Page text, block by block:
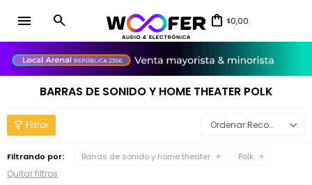
menu $0,00
BARRAS DE SONIDO Y HOME THEATER POLK
Recomendados
Filtrando por: Barras de sonido y home theater Polk
Quitar filtros
close